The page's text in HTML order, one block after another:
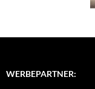
WERBEPARTNER: